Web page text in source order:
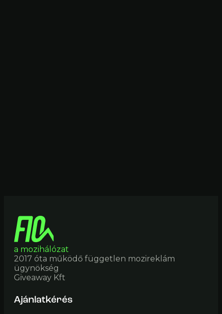
a mozihálózat
2017 óta működő független mozireklám
ügynökség
Giveaway Kft
Ajánlatkérés